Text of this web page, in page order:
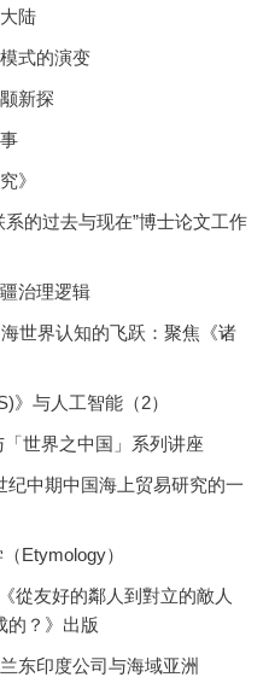
陆
式的演变
新探
》
的过去与现在”博士论文工作
治理逻辑
世界认知的飞跃：聚焦《诸
》与人工智能（2）
世界之中国」系列讲座
中期中国海上贸易研究的一
Etymology）
從友好的鄰人到對立的敵人
的？》出版
东印度公司与海域亚洲